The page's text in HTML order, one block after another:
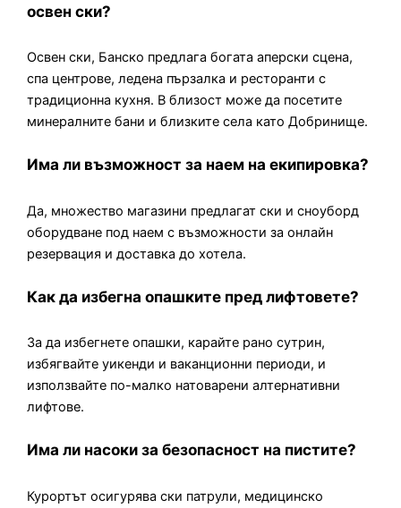
освен ски?
Освен ски, Банско предлага богата аперски сцена,
спа центрове, ледена пързалка и ресторанти с
традиционна кухня. В близост може да посетите
минералните бани и близките села като Добринище.
Има ли възможност за наем на екипировка?
Да, множество магазини предлагат ски и сноуборд
оборудване под наем с възможности за онлайн
резервация и доставка до хотела.
Как да избегна опашките пред лифтовете?
За да избегнете опашки, карайте рано сутрин,
избягвайте уикенди и ваканционни периоди, и
използвайте по-малко натоварени алтернативни
лифтове.
Има ли насоки за безопасност на пистите?
Курортът осигурява ски патрули, медицинско